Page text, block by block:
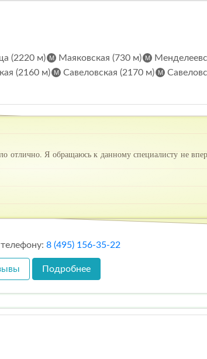
(2220 м) Маяковская (730 м)
(2160 м) Савеловская (2170 м)
отлично. Я обращаюсь к данному специалисту не
8 (495) 156-35-22
Подробнее